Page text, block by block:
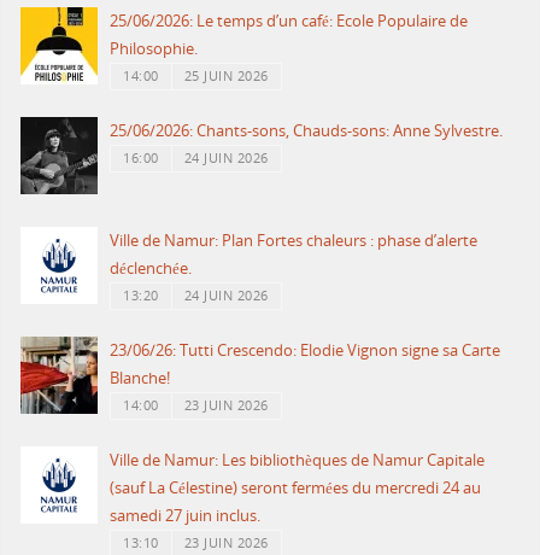
25/06/2026: Le temps d’un café: Ecole Populaire de
Philosophie.
14:00 25 JUIN 2026
25/06/2026: Chants-sons, Chauds-sons: Anne Sylvestre.
16:00 24 JUIN 2026
Ville de Namur: Plan Fortes chaleurs : phase d’alerte
déclenchée.
13:20 24 JUIN 2026
23/06/26: Tutti Crescendo: Elodie Vignon signe sa Carte
Blanche!
14:00 23 JUIN 2026
Ville de Namur: Les bibliothèques de Namur Capitale
(sauf La Célestine) seront fermées du mercredi 24 au
samedi 27 juin inclus.
13:10 23 JUIN 2026